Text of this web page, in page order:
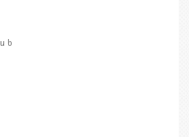
b